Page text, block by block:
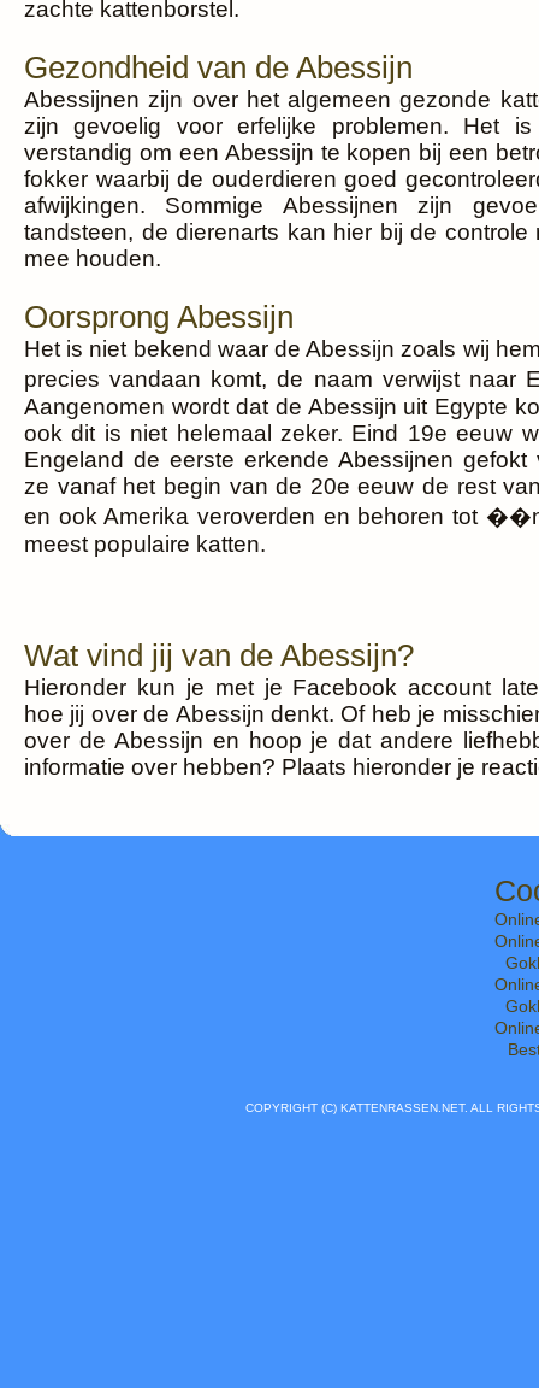
zachte kattenborstel.
Gezondheid van de Abessijn
Abessijnen zijn over het algemeen gezonde
zijn gevoelig voor erfelijke problemen. Het is
verstandig om een Abessijn te kopen bij een
fokker waarbij de ouderdieren goed
afwijkingen. Sommige Abessijnen zijn
tandsteen, de dierenarts kan hier bij de controle
mee houden.
Oorsprong Abessijn
Het is niet bekend waar de Abessijn zoals wij
precies vandaan komt, de naam verwijst naar
Aangenomen wordt dat de Abessijn uit Egypte
ook dit is niet helemaal zeker. Eind 19e eeuw
Engeland de eerste erkende Abessijnen gefokt
ze vanaf het begin van de 20e eeuw de rest
en ook Amerika veroverden en behoren tot
meest populaire katten.
Wat vind jij van de Abessijn?
Hieronder kun je met je Facebook account
hoe jij over de Abessijn denkt. Of heb je
over de Abessijn en hoop je dat andere
informatie over hebben? Plaats hieronder je
COPYRIGHT (C) KATTENRASSEN.NET. ALL